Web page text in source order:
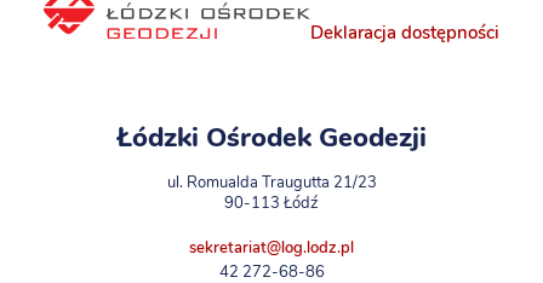
Deklaracja dostępności
Łódzki Ośrodek Geodezji
ul. Romualda Traugutta 21/23
90-113 Łódź
sekretariat@log.lodz.pl
42 272-68-86